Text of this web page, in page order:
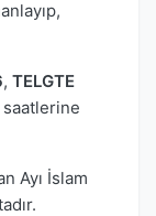
, TELGTE
saatlerine
Ayı İslam